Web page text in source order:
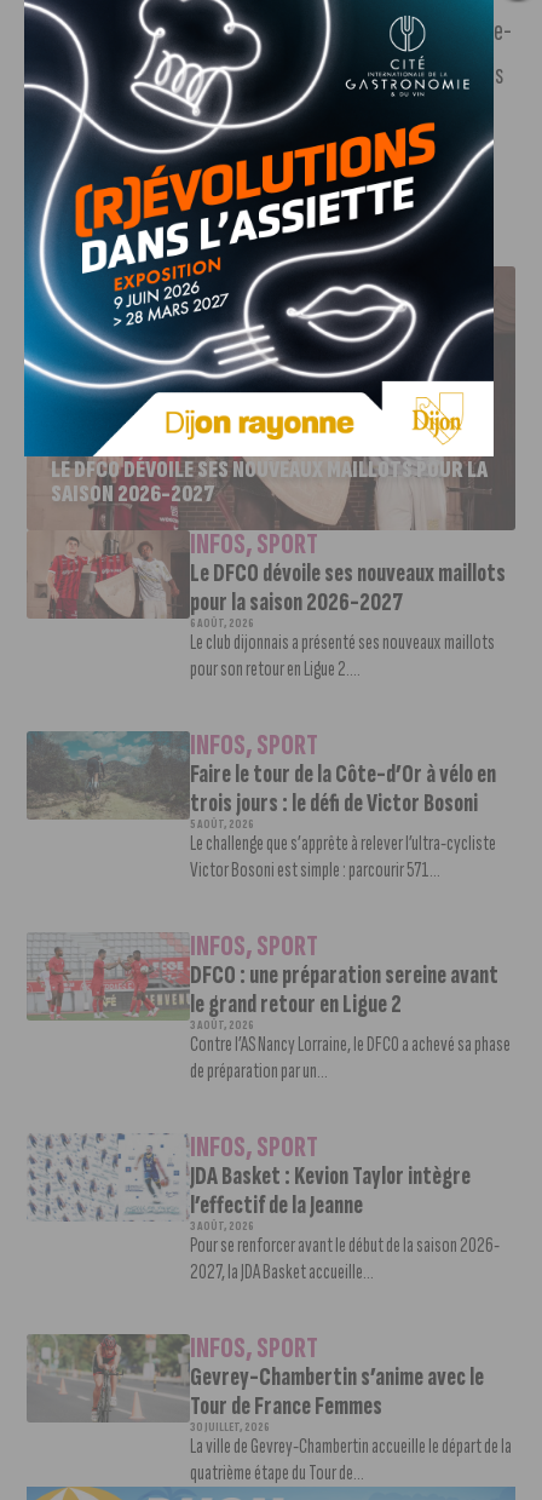
rendre à cet évènement. À noter que le transit par le centre-
ville de Longvic sera interdit pour l’occasion. Des déviations
et une signalétique « meeting aérien » sera mise en place.
Toutes les infos utiles sont ici.
J'AIME LE DFCO
LE DFCO DÉVOILE SES NOUVEAUX MAILLOTS POUR LA
SAISON 2026-2027
INFOS,SPORT
Le DFCO dévoile ses nouveaux maillots
pour la saison 2026-2027
6 AOÛT, 2026
Le club dijonnais a présenté ses nouveaux maillots
pour son retour en Ligue 2....
INFOS,SPORT
Faire le tour de la Côte-d’Or à vélo en
trois jours : le défi de Victor Bosoni
5 AOÛT, 2026
Le challenge que s’apprête à relever l’ultra-cycliste
Victor Bosoni est simple : parcourir 571...
INFOS,SPORT
DFCO : une préparation sereine avant
le grand retour en Ligue 2
3 AOÛT, 2026
Contre l’AS Nancy Lorraine, le DFCO a achevé sa phase
de préparation par un...
INFOS,SPORT
JDA Basket : Kevion Taylor intègre
l’effectif de la Jeanne
3 AOÛT, 2026
Pour se renforcer avant le début de la saison 2026-
2027, la JDA Basket accueille...
INFOS,SPORT
Gevrey-Chambertin s’anime avec le
Tour de France Femmes
30 JUILLET, 2026
La ville de Gevrey-Chambertin accueille le départ de la
quatrième étape du Tour de...